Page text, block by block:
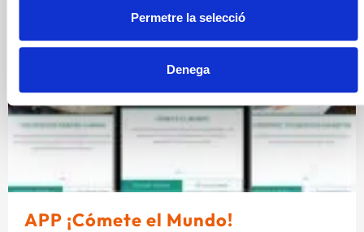
Permetre la selecció
Denega
APP ¡Cómete el Mundo!